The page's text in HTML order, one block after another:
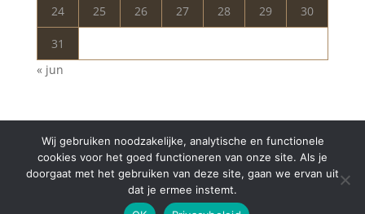
24 25 26 27 28 29 30
31
« jun
Copyright © 2024 Aurelia Schoonheidssalon | All
Wij gebruiken noodzakelijke, analytische en functionele
cookies voor het goed functioneren van onze site. Als je
doorgaat met het gebruiken van deze site, gaan we ervan uit
dat je ermee instemt.